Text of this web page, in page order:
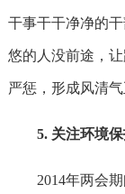
干事干干净净的
悠的人没前途，
严惩，形成风清气
5. 关注环境
2014年两会期